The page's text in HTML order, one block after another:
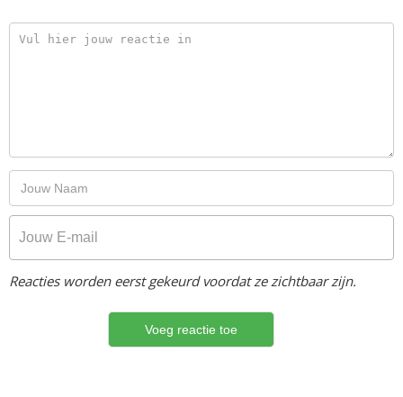
Reacties worden eerst gekeurd voordat ze zichtbaar zijn.